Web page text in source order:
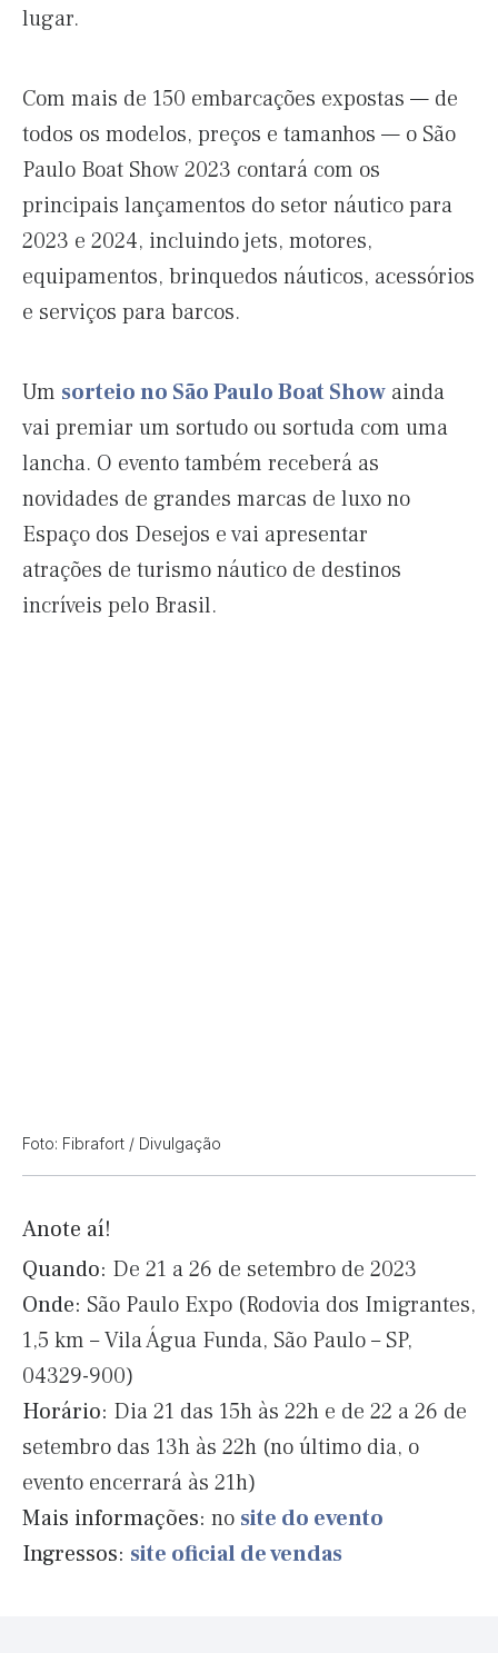
lugar.
Com mais de 150 embarcações expostas — de
todos os modelos, preços e tamanhos — o São
Paulo Boat Show 2023 contará com os
principais lançamentos do setor náutico para
2023 e 2024, incluindo jets, motores,
equipamentos, brinquedos náuticos, acessórios
e serviços para barcos.
Um sorteio no São Paulo Boat Show ainda
vai premiar um sortudo ou sortuda com uma
lancha. O evento também receberá as
novidades de grandes marcas de luxo no
Espaço dos Desejos e vai apresentar
atrações de turismo náutico de destinos
incríveis pelo Brasil.
Foto: Fibrafort / Divulgação
Anote aí!
Quando: De 21 a 26 de setembro de 2023
Onde: São Paulo Expo (Rodovia dos Imigrantes,
1,5 km – Vila Água Funda, São Paulo – SP,
04329-900)
Horário: Dia 21 das 15h às 22h e de 22 a 26 de
setembro das 13h às 22h (no último dia, o
evento encerrará às 21h)
Mais informações: no site do evento
Ingressos: site oficial de vendas